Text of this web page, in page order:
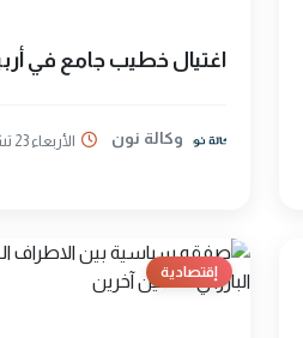
اغتيال خطيب جامع في
وكالة نون الأربعاء 23 تشرين الثاني 2016
إقتصادية